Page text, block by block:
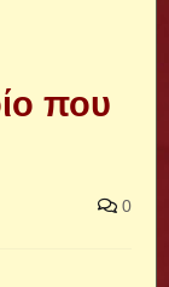
που
0